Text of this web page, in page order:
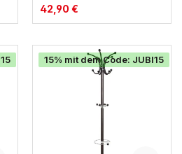
42,90 €
15% mit dem Code: JUBI15